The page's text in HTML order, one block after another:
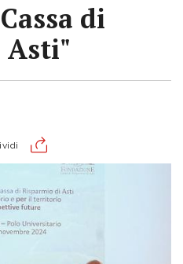
di
Asti"